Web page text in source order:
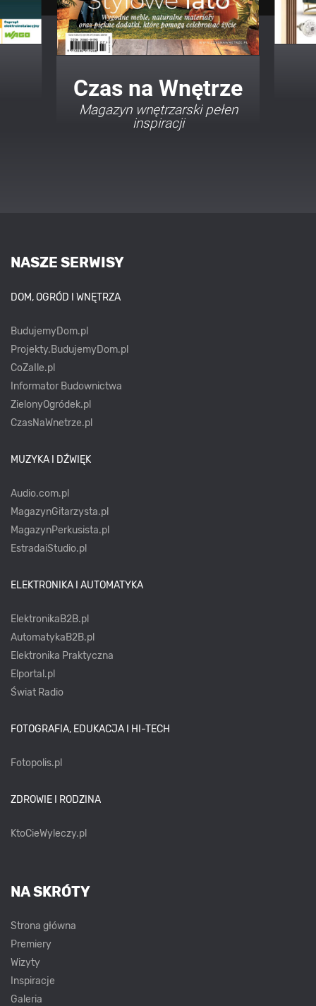
Twój Dom Twój Styl
Porady i inspiracje w
najmodniejszych stylach
NASZE SERWISY
DOM, OGRÓD I WNĘTRZA
BudujemyDom.pl
Projekty.BudujemyDom.pl
CoZaIle.pl
Informator Budownictwa
ZielonyOgródek.pl
CzasNaWnetrze.pl
MUZYKA I DŹWIĘK
Audio.com.pl
MagazynGitarzysta.pl
MagazynPerkusista.pl
EstradaiStudio.pl
ELEKTRONIKA I AUTOMATYKA
ElektronikaB2B.pl
AutomatykaB2B.pl
Elektronika Praktyczna
Elportal.pl
Świat Radio
FOTOGRAFIA, EDUKACJA I HI-TECH
Fotopolis.pl
ZDROWIE I RODZINA
KtoCieWyleczy.pl
NA SKRÓTY
Strona główna
Premiery
Wizyty
Inspiracje
Galeria